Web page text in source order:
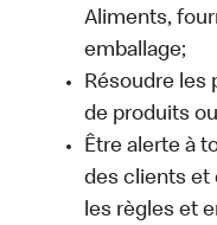
Aliments,
emballage;
Résoudre les
de produits
Être alerte à
des clients et
les règles et